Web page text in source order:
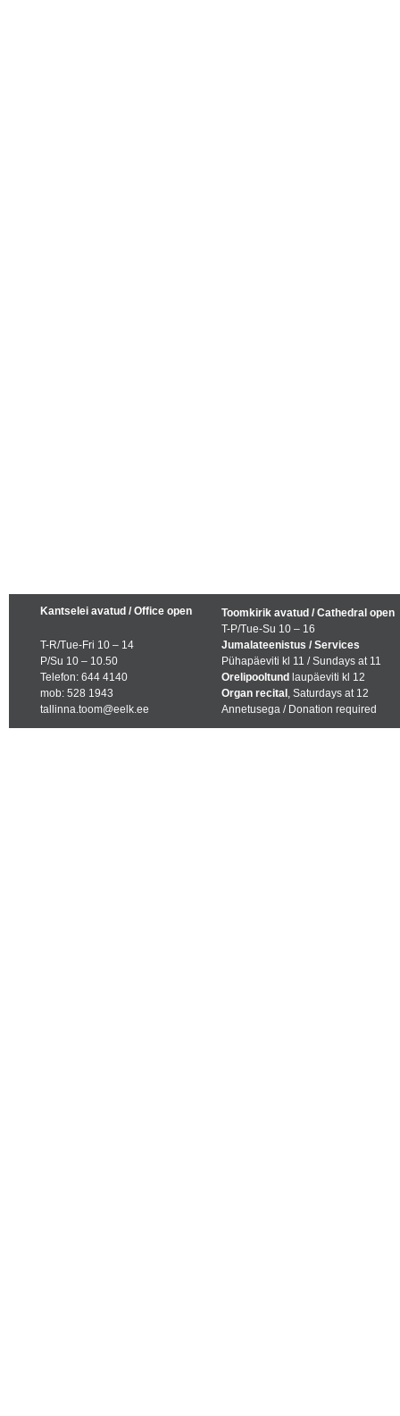
Kantselei avatud / Office open
T-R/Tue-Fri 10 – 14
P/Su 10 – 10.50
Telefon: 644 4140
mob: 528 1943
tallinna.toom@eelk.ee
Toomkirik avatud / Cathedral open
T-P/Tue-Su 10 – 16
Jumalateenistus / Services
Pühapäeviti kl 11 / Sundays at 11
Orelipooltund laupäeviti kl 12
Organ recital , Saturdays at 12
Annetusega / Donation required